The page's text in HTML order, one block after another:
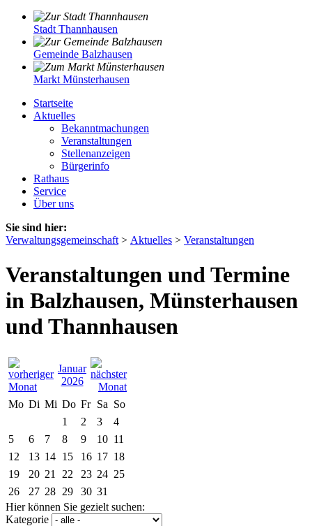
Stadt Thannhausen
Gemeinde Balzhausen
Markt Münsterhausen
Startseite
Aktuelles
Bekanntmachungen
Veranstaltungen
Stellenanzeigen
Bürgerinfo
Rathaus
Service
Über uns
Sie sind hier:
Verwaltungsgemeinschaft > Aktuelles > Veranstaltungen
Veranstaltungen und Termine
in Balzhausen, Münsterhausen
und Thannhausen
Januar
2026
Mo Di Mi Do Fr Sa So
1
2 3
4
5
6 7 8 9 10 11
12
13 14 15 16 17 18
19
20 21 22 23 24 25
26
27 28 29 30 31
Hier können Sie gezielt suchen:
Kategorie